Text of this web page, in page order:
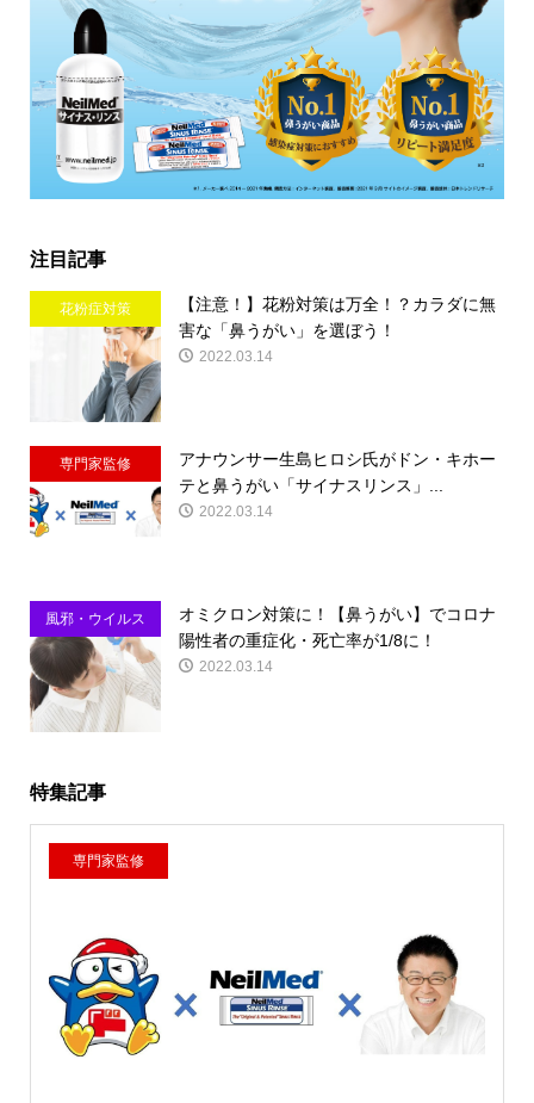
注目記事
花粉症対策
【注意！】花粉対策は万全！？カラダに無
害な「鼻うがい」を選ぼう！
2022.03.14
専門家監修
アナウンサー生島ヒロシ氏がドン・キホー
テと鼻うがい「サイナスリンス」...
2022.03.14
風邪・ウイルス
対策
オミクロン対策に！【鼻うがい】でコロナ
陽性者の重症化・死亡率が1/8に！
2022.03.14
特集記事
専門家監修